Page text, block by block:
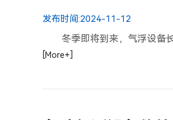
发布时间:2024-11-12
冬季即将到来，气浮设备
[More+]